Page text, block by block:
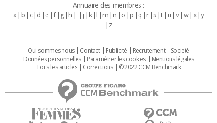
Annuaire des membres :
a b c d e f g h i j k l m n o p q r s t u v w x y
z
Qui sommes nous Contact Publicité Recrutement
Societé
Données personnelles
Paramétrer les cookies
Mentions légales
Tous les articles
Corrections © 2022 CCM Benchmark